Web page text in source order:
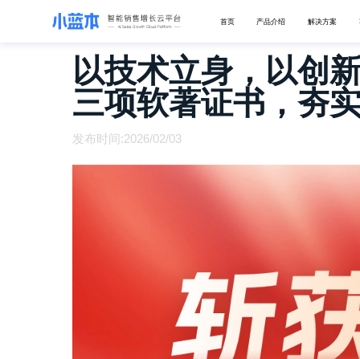
首页 产品介绍 解决方案
以技术立身，以创
三项软著证书，夯
发布时间:2026/02/03